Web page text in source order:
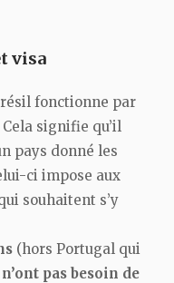
visa
fonctionne par
signifie qu’il
pays donné les
ci impose aux
souhaitent s’y
(hors Portugal qui
n’ont pas besoin de